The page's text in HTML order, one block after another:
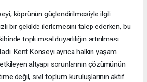
köprünün güçlendirilmesiyle ilgili
bir şekilde ilerlemesini talep ederken, bu
toplumsal duyarlılığın artırılması
Kent Konseyi ayrıca halkın yaşam
altyapı sorunlarının çözümünün
değil, sivil toplum kuruluşlarının aktif